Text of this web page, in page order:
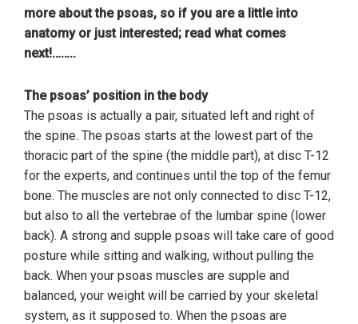
more about the psoas, so if you are a little into
anatomy or just interested; read what comes
next!……..
The psoas’ position in the body
The psoas is actually a pair, situated left and right of
the spine. The psoas starts at the lowest part of the
thoracic part of the spine (the middle part), at disc T-12
for the experts, and continues until the top of the femur
bone. The muscles are not only connected to disc T-12,
but also to all the vertebrae of the lumbar spine (lower
back). A strong and supple psoas will take care of good
posture while sitting and walking, without pulling the
back. When your psoas muscles are supple and
balanced, your weight will be carried by your skeletal
system, as it supposed to. When the psoas are